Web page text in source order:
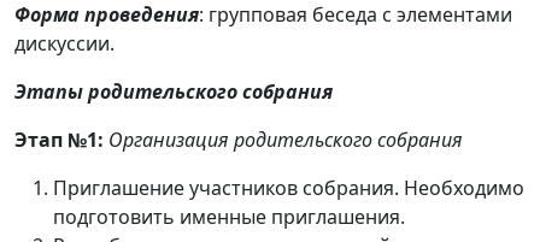
Форма проведения: групповая беседа с элементами
дискуссии.
Этапы родительского собрания
Этап №1: Организация родительского собрания
Приглашение участников собрания. Необходимо
подготовить именные приглашения.